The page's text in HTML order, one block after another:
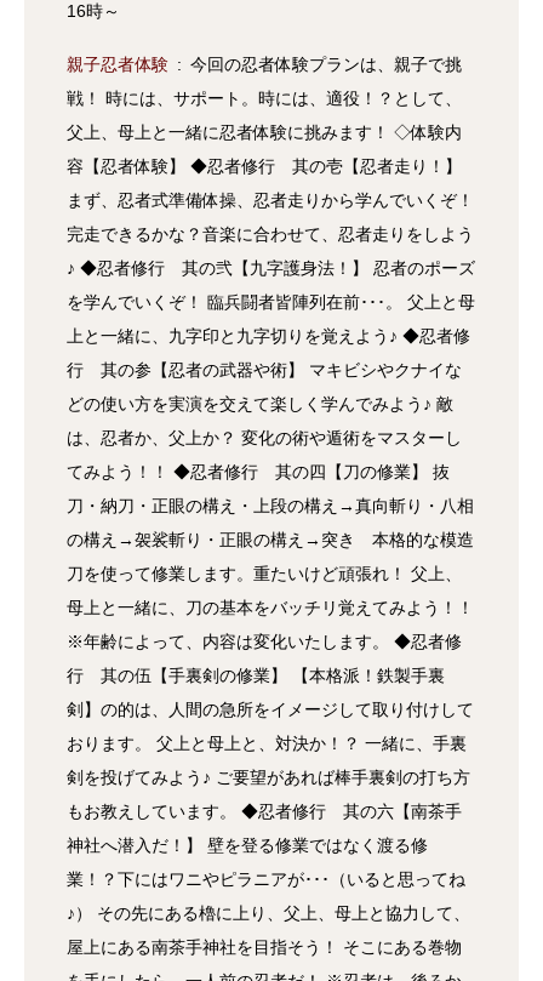
16時～
親子忍者体験
今回の忍者体験プランは、親子で挑
戦！ 時には、サポート。時には、適役！？として、
父上、母上と一緒に忍者体験に挑みます！ ◇体験内
容【忍者体験】 ◆忍者修行 其の壱【忍者走り！】
まず、忍者式準備体操、忍者走りから学んでいくぞ！
完走できるかな？音楽に合わせて、忍者走りをしよう
♪ ◆忍者修行 其の弐【九字護身法！】 忍者のポーズ
を学んでいくぞ！ 臨兵闘者皆陣列在前･･･。 父上と母
上と一緒に、九字印と九字切りを覚えよう♪ ◆忍者修
行 其の参【忍者の武器や術】 マキビシやクナイな
どの使い方を実演を交えて楽しく学んでみよう♪ 敵
は、忍者か、父上か？ 変化の術や遁術をマスターし
てみよう！！ ◆忍者修行 其の四【刀の修業】 抜
刀・納刀・正眼の構え・上段の構え→真向斬り・八相
の構え→袈裟斬り・正眼の構え→突き 本格的な模造
刀を使って修業します。重たいけど頑張れ！ 父上、
母上と一緒に、刀の基本をバッチリ覚えてみよう！！
※年齢によって、内容は変化いたします。 ◆忍者修
行 其の伍【手裏剣の修業】 【本格派！鉄製手裏
剣】の的は、人間の急所をイメージして取り付けして
おります。 父上と母上と、対決か！？ 一緒に、手裏
剣を投げてみよう♪ ご要望があれば棒手裏剣の打ち方
もお教えしています。 ◆忍者修行 其の六【南茶手
神社へ潜入だ！】 壁を登る修業ではなく渡る修
業！？下にはワニやピラニアが･･･（いると思ってね
♪） その先にある櫓に上り、父上、母上と協力して、
屋上にある南茶手神社を目指そう！ そこにある巻物